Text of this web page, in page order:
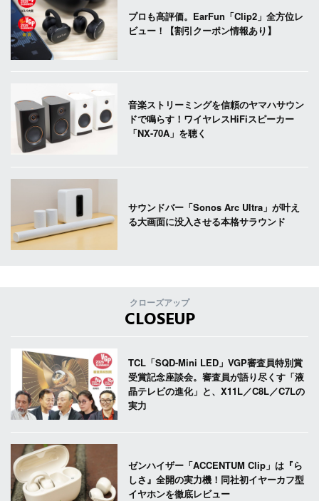
プロも高評価。EarFun「Clip2」全方位レ
ビュー！【割引クーポン情報あり】
音楽ストリーミングを信頼のヤマハサウン
ドで鳴らす！ワイヤレスHiFiスピーカー
「NX-70A」を聴く
サウンドバー「Sonos Arc Ultra」が叶え
る大画面に没入させる本格サラウンド
クローズアップ
CLOSEUP
TCL「SQD-Mini LED」VGP審査員特別賞
受賞記念座談会。審査員が語り尽くす「液
晶テレビの進化」と、X11L／C8L／C7Lの
実力
ゼンハイザー「ACCENTUM Clip」は『ら
しさ』全開の実力機！同社初イヤーカフ型
イヤホンを徹底レビュー